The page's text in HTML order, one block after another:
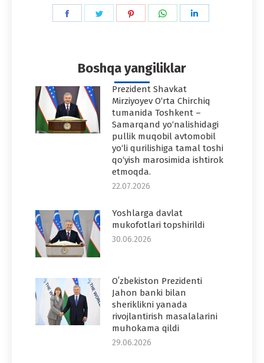
Share
Share
Share
Share
Boshqa yangiliklar
Prezident Shavkat
Mirziyoyev O‘rta Chirchiq
tumanida Toshkent –
Samarqand yo‘nalishidagi
pullik muqobil avtomobil
yo‘li qurilishiga tamal toshi
qo‘yish marosimida ishtirok
etmoqda.
22.07.2026
Yoshlarga davlat
mukofotlari topshirildi
30.06.2026
Oʻzbekiston Prezidenti
Jahon banki bilan
sheriklikni yanada
rivojlantirish masalalarini
muhokama qildi
29.06.2026